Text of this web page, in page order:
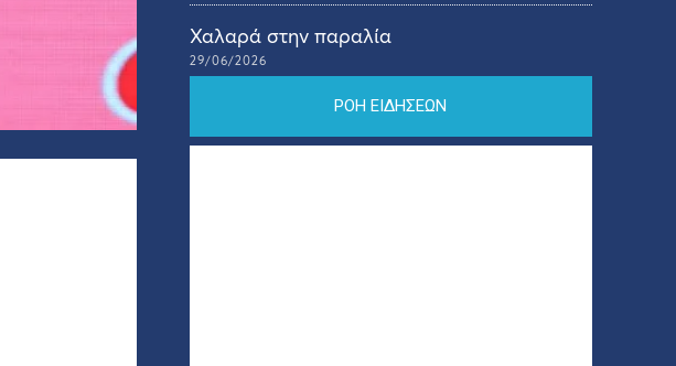
Χαλαρά στην παραλία
29/06/2026
ΡΟΗ ΕΙΔΗΣΕΩΝ